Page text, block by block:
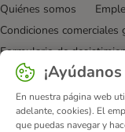
Quiénes somos
Condiciones comerciales
Formulario de
Gastos de envío y plazo
Programa de afiliación
Declaración de
En nuestra página web
adelante, cookies). El
que puedas navegar y